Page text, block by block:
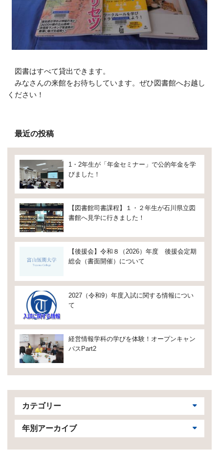
図書はすべて貸出できます。
みなさんの来館をお待ちしています。ぜひ図書館へお越し
ください！
最近の投稿
1・2年生が「年金セミナー」で公的年金を学
びました！
【図書館司書課程】１・２年生が石川県立図
書館へ見学に行きました！
【後援会】令和８（2026）年度 後援会定期
総会（書面開催）について
2027（令和9）年度入試に関する情報につい
て
経営情報学科の学びを体験！オープンキャン
パスPart2
カテゴリー
年別アーカイブ